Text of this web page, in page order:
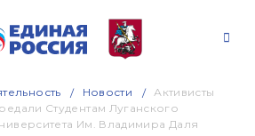
Новости
Активисты
Студентам Луганского
Им. Владимира Даля